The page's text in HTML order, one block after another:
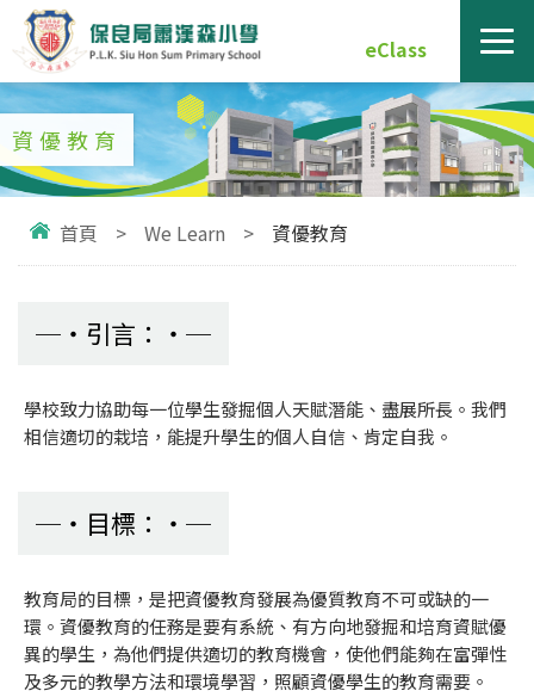
eClass
資優教育
首頁 > We Learn > 資優教育
引言：
學校致力協助每一位學生發掘個人天賦潛能、盡展所長。我們
相信適切的栽培，能提升學生的個人自信、肯定自我。
目標：
教育局的目標，是把資優教育發展為優質教育不可或缺的一
環。資優教育的任務是要有系統、有方向地發掘和培育資賦優
異的學生，為他們提供適切的教育機會，使他們能夠在富彈性
及多元的教學方法和環境學習，照顧資優學生的教育需要。